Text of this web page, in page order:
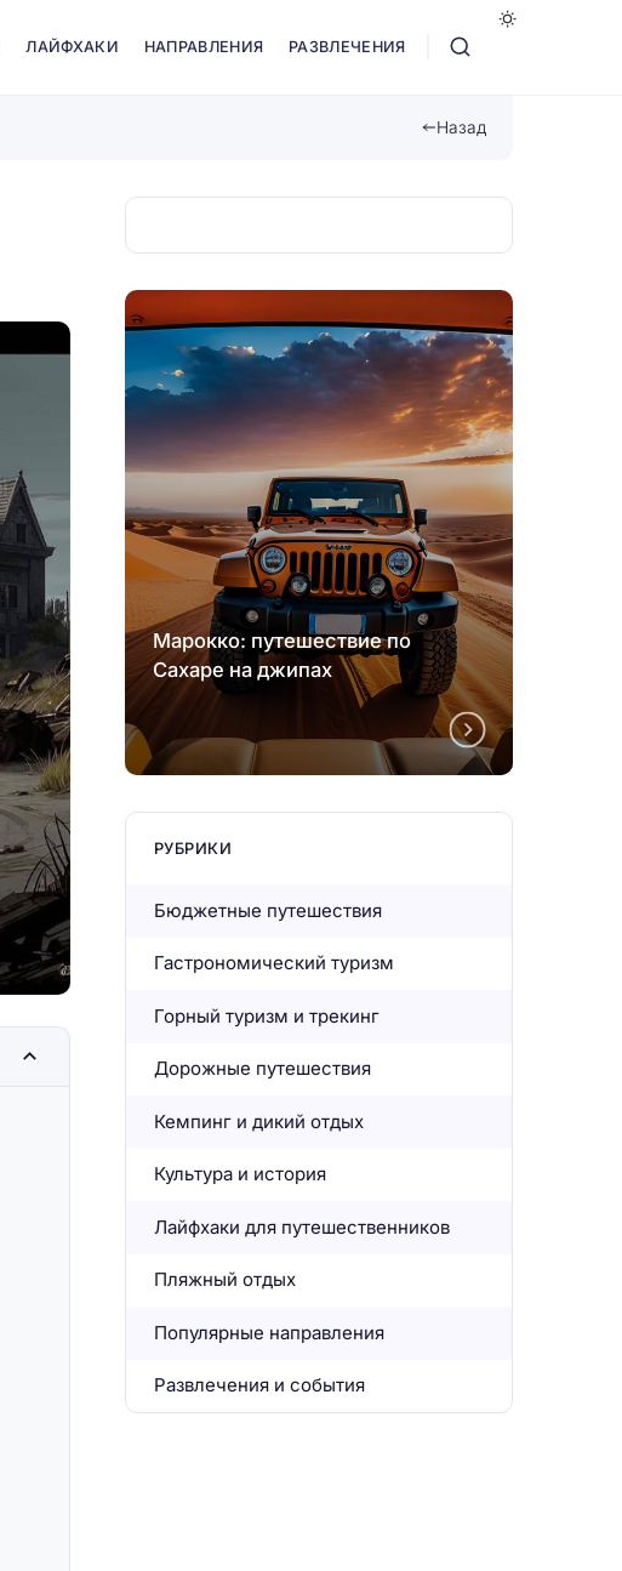
ЛАЙФХАКИ НАПРАВЛЕНИЯ РАЗВЛЕЧЕНИЯ
Назад
Марокко: путешествие по
Сахаре на джипах
РУБРИКИ
Бюджетные путешествия
Гастрономический туризм
Горный туризм и трекинг
Дорожные путешествия
Кемпинг и дикий отдых
Культура и история
Лайфхаки для путешественников
Пляжный отдых
Популярные направления
Развлечения и события